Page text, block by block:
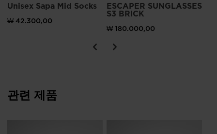
Unisex Sapa Mid Socks
₩ 42.300,00
ESCAPER SUNGLASSES
S3 BRICK
₩ 180.000,00
관련 제품